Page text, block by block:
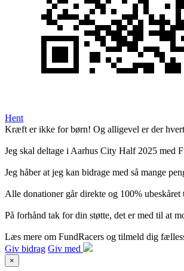
Hent
Kræft er ikke for børn! Og alligevel er der
Jeg skal deltage i Aarhus City Half 2025 med
Jeg håber at jeg kan bidrage med så mange
Alle donationer går direkte og 100%
På forhånd tak for din støtte, det er med til at
Læs mere om FundRacers og tilmeld dig
Giv bidrag Giv med
×